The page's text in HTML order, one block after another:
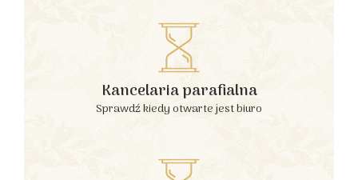
Kancelaria parafialna
Sprawdź kiedy otwarte jest biuro